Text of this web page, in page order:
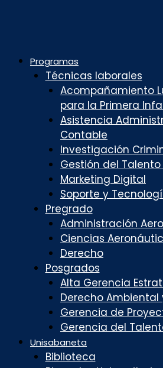
Programas
Técnicas laborales
Acompañamiento
para la Primera
Asistencia
Contable
Investigación
Gestión del
Marketing Digital
Soporte y
Pregrado
Administración
Ciencias
Derecho
Posgrados
Alta Gerencia
Derecho Ambiental
Gerencia de
Gerencia del
Unisabaneta
Biblioteca